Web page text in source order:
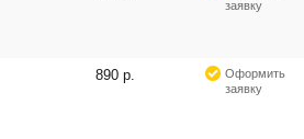
заявку
890 р.
Оформить
заявку